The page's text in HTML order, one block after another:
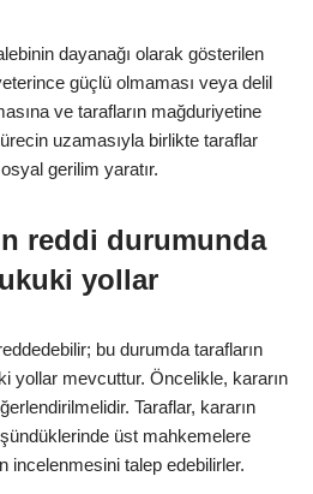
dayanağı olarak gösterilen
güçlü olmaması veya delil
ve tarafların mağduriyetine
uzamasıyla birlikte taraflar
gerilim yaratır.
reddi durumunda
yollar
bu durumda tarafların
yollar mevcuttur. Öncelikle, kararın
Taraflar, kararın
üst mahkemelere
incelenmesini talep edebilirler.